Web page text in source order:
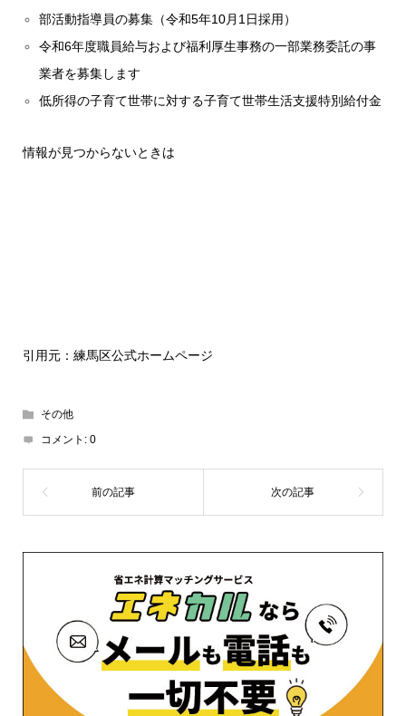
部活動指導員の募集（令和5年10月1日採用）
令和6年度職員給与および福利厚生事務の一部業務委託の事
業者を募集します
低所得の子育て世帯に対する子育て世帯生活支援特別給付金
情報が見つからないときは
引用元：練馬区公式ホームページ
その他
コメント: 0